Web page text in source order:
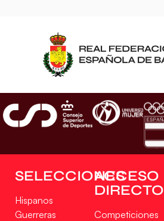
SELECCIONES
Hispanos
Guerreras
ACCESO
DIRECTO
Competiciones